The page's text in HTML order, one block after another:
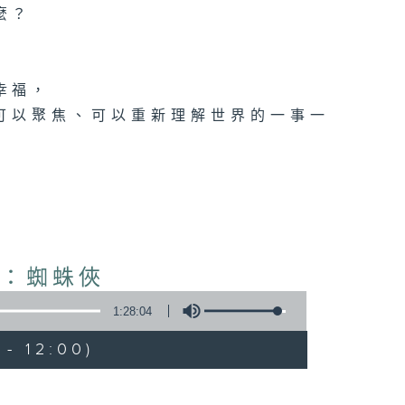
？
福，
聚焦、可以重新理解世界的一事一
蜘蛛俠
1:28:04
12:00)